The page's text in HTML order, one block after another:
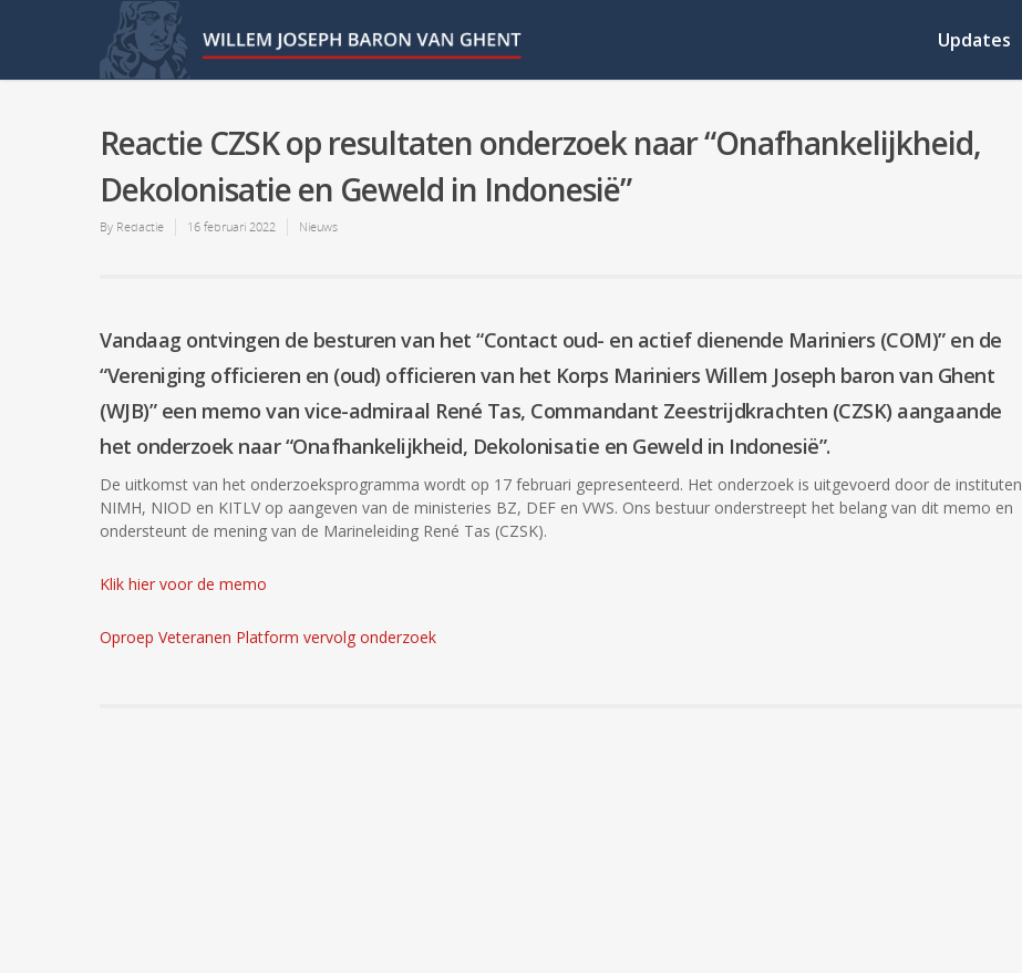
Updates
Reactie CZSK op resultaten onderzoek naar “Onafhankelijkheid,
Dekolonisatie en Geweld in Indonesië”
By Redactie 16 februari 2022 Nieuws
Vandaag ontvingen de besturen van het “Contact oud- en actief dienende Mariniers (COM)” en de
“Vereniging officieren en (oud) officieren van het Korps Mariniers Willem Joseph baron van Ghent
(WJB)” een memo van vice-admiraal René Tas, Commandant Zeestrijdkrachten (CZSK) aangaande
het onderzoek naar “Onafhankelijkheid, Dekolonisatie en Geweld in Indonesië”.
De uitkomst van het onderzoeksprogramma wordt op 17 februari gepresenteerd. Het onderzoek is uitgevoerd door de instituten
NIMH, NIOD en KITLV op aangeven van de ministeries BZ, DEF en VWS. Ons bestuur onderstreept het belang van dit memo en
ondersteunt de mening van de Marineleiding René Tas (CZSK).
Klik hier voor de memo
Oproep Veteranen Platform vervolg onderzoek